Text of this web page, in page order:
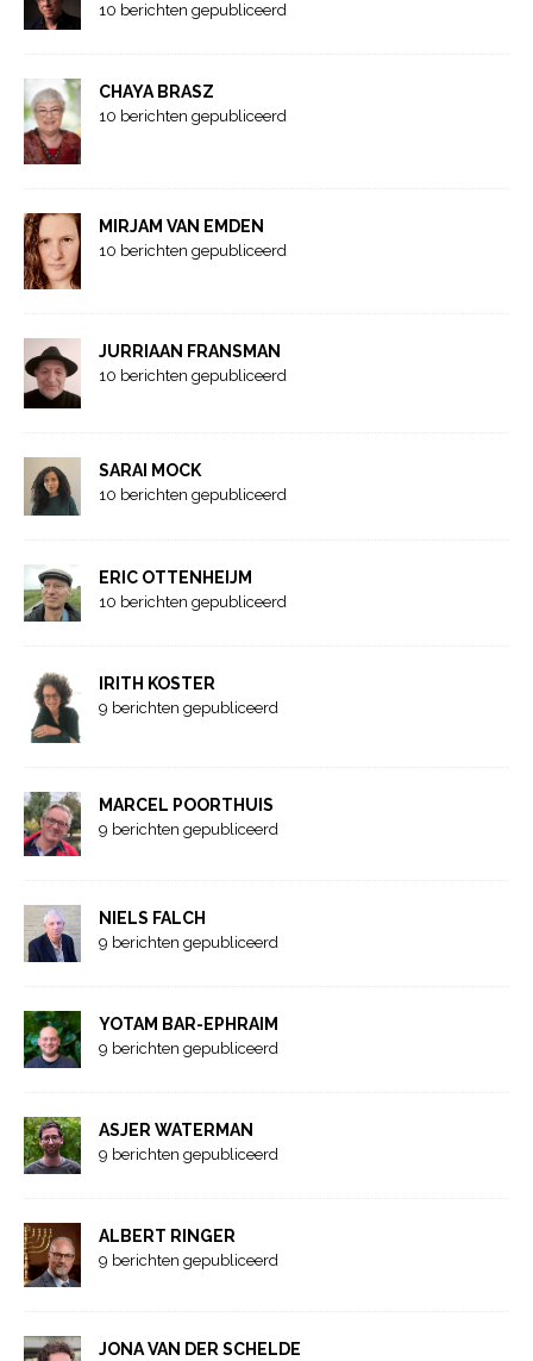
10 berichten gepubliceerd
CHAYA BRASZ
10 berichten gepubliceerd
MIRJAM VAN EMDEN
10 berichten gepubliceerd
JURRIAAN FRANSMAN
10 berichten gepubliceerd
SARAI MOCK
10 berichten gepubliceerd
ERIC OTTENHEIJM
10 berichten gepubliceerd
IRITH KOSTER
9 berichten gepubliceerd
MARCEL POORTHUIS
9 berichten gepubliceerd
NIELS FALCH
9 berichten gepubliceerd
YOTAM BAR-EPHRAIM
9 berichten gepubliceerd
ASJER WATERMAN
9 berichten gepubliceerd
ALBERT RINGER
9 berichten gepubliceerd
JONA VAN DER SCHELDE